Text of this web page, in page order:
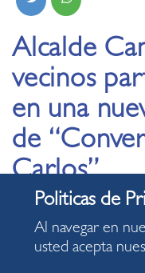
Alcalde
vecinos
en una
de
Carlos”
26.06.2024
Al navegar en
usted acepta